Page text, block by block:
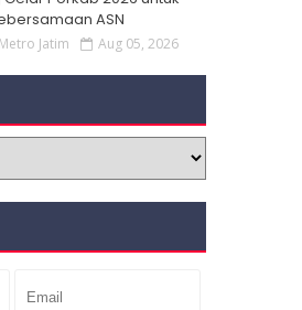
ASN
Jatim Aug 05, 2026